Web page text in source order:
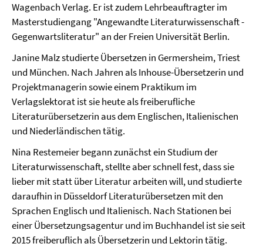
Wagenbach Verlag. Er ist zudem Lehrbeauftragter im
Masterstudiengang "Angewandte Literaturwissenschaft -
Gegenwartsliteratur" an der Freien Universität Berlin.
Janine Malz studierte Übersetzen in Germersheim, Triest
und München. Nach Jahren als Inhouse-Übersetzerin und
Projektmanagerin sowie einem Praktikum im
Verlagslektorat ist sie heute als freiberufliche
Literaturübersetzerin aus dem Englischen, Italienischen
und Niederländischen tätig.
Nina Restemeier begann zunächst ein Studium der
Literaturwissenschaft, stellte aber schnell fest, dass sie
lieber mit statt über Literatur arbeiten will, und studierte
daraufhin in Düsseldorf Literaturübersetzen mit den
Sprachen Englisch und Italienisch. Nach Stationen bei
einer Übersetzungsagentur und im Buchhandel ist sie seit
2015 freiberuflich als Übersetzerin und Lektorin tätig.